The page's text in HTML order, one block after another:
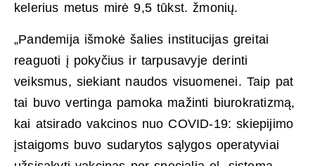
kelerius metus mirė 9,5 tūkst. žmonių.
„Pandemija išmokė šalies institucijas greitai
reaguoti į pokyčius ir tarpusavyje derinti
veiksmus, siekiant naudos visuomenei. Taip pat
tai buvo vertinga pamoka mažinti biurokratizmą,
kai atsirado vakcinos nuo COVID-19: skiepijimo
įstaigoms buvo sudarytos sąlygos operatyviai